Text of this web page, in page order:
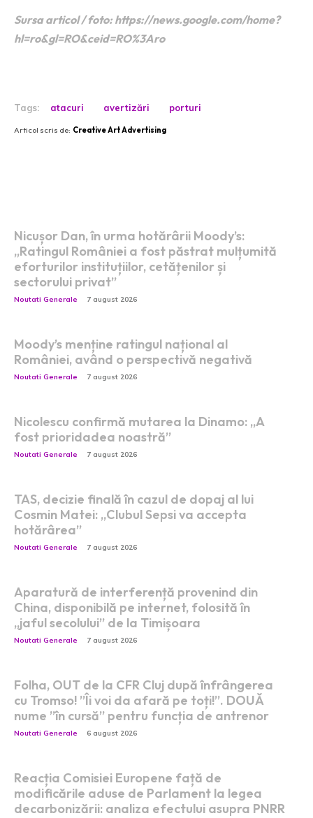
Sursa articol / foto: https://news.google.com/home?
hl=ro&gl=RO&ceid=RO%3Aro
Tags: atacuri avertizări porturi
Articol scris de: Creative Art Advertising
Nicușor Dan, în urma hotărârii Moody’s:
„Ratingul României a fost păstrat mulțumită
eforturilor instituțiilor, cetățenilor și
sectorului privat”
Noutati Generale 7 august 2026
Moody’s menține ratingul național al
României, având o perspectivă negativă
Noutati Generale 7 august 2026
Nicolescu confirmă mutarea la Dinamo: „A
fost prioridadea noastră”
Noutati Generale 7 august 2026
TAS, decizie finală în cazul de dopaj al lui
Cosmin Matei: „Clubul Sepsi va accepta
hotărârea”
Noutati Generale 7 august 2026
Aparatură de interferență provenind din
China, disponibilă pe internet, folosită în
„jaful secolului” de la Timișoara
Noutati Generale 7 august 2026
Folha, OUT de la CFR Cluj după înfrângerea
cu Tromso! ”Îi voi da afară pe toți!”. DOUĂ
nume ”în cursă” pentru funcția de antrenor
Noutati Generale 6 august 2026
Reacția Comisiei Europene față de
modificările aduse de Parlament la legea
decarbonizării: analiza efectului asupra PNRR